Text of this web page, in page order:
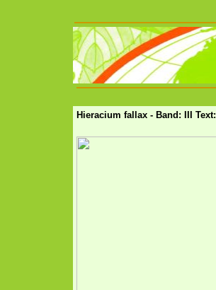
Hieracium fallax - Band: III Text: